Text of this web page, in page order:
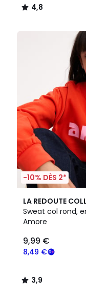
4,8
/
-10% DÈS 2*
LA REDOUTE
Sweat col rond,
Amore
8,49 €
9,99 €
3,9
/ 5
3,9
/